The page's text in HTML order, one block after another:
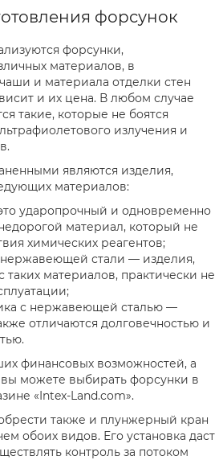
форсунок
форсунки,
материалов, в
и материала отделки стен
и их цена. В любом случае
такие, которые не боятся
излучения и
являются изделия,
материалов:
ударопрочный и одновременно
материал, который не
химических реагентов;
стали — изделия,
таких материалов, практически не
с нержавеющей сталью —
отличаются долговечностью и
финансовых возможностей, а
можете выбирать форсунки в
«Intex-Land.com».
также и плунжерный кран
обоих видов. Его установка даст
контроль за потоком